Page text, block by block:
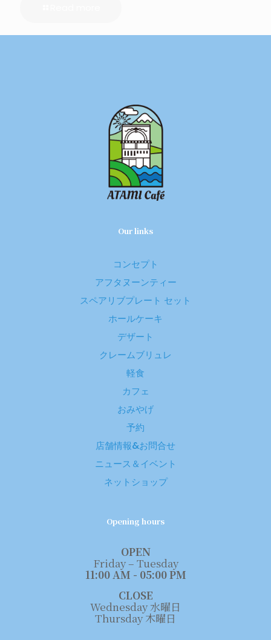
Our links
コンセプト
アフタヌーンティー
スペアリブプレート セット
ホールケーキ
デザート
クレームブリュレ
軽食
カフェ
おみやげ
予約
店舗情報&お問合せ
ニュース＆イベント
ネットショップ
Opening hours
OPEN
Friday – Tuesday
11:00 AM - 05:00 PM
CLOSE
Wednesday 水曜日
Thursday 木曜日